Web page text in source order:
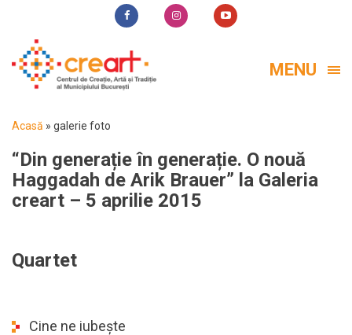
MENU
Acasă » galerie foto
“Din generație în generație. O nouă
Haggadah de Arik Brauer” la Galeria
creart – 5 aprilie 2015
Quartet
Cine ne iubește